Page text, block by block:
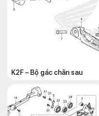
K2F – Bộ gác chân sau